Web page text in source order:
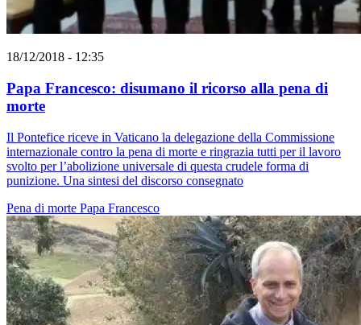
18/12/2018 - 12:35
Papa Francesco: disumano il ricorso alla pena di
morte
Il Pontefice riceve in Vaticano la delegazione della Commissione
internazionale contro la pena di morte e ringrazia tutti per il lavoro
svolto per l’abolizione universale di questa crudele forma di
punizione. Una sintesi del discorso consegnato
Pena di morte Papa Francesco